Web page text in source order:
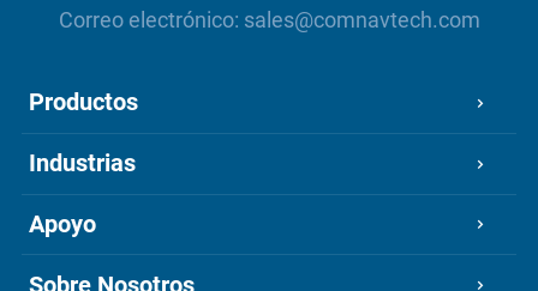
Correo electrónico: sales@comnavtech.com
Productos
Industrias
Apoyo
Sobre Nosotros